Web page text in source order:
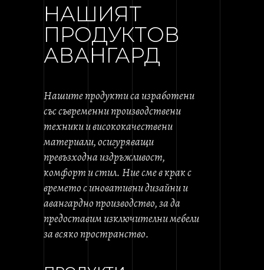
НАШИЯТ
ПРОДУКТОВ
АВАНГАРД
Нашите продукти са изработени
със съвременни производствени
техники и висококачествени
материали, осигуряващи
превъзходна издръжливост,
комфорт и стил. Ние сме в крак с
времето с иновативни дизайни и
авангардно производство, за да
предоставим изключителни мебели
за всяко пространство.